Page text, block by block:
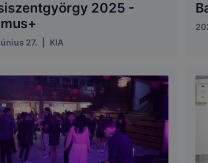
2025 -
27. KIA